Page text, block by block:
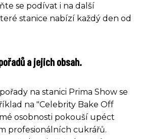
se podívat i na další
stanice nabízí každý den od
a jejich obsah.
na stanici Prima Show se
na "Celebrity Bake Off
osobnosti pokouší upéct
profesionálních cukrářů.